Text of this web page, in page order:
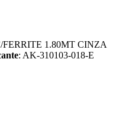
1.80MT CINZA
: AK-310103-018-E